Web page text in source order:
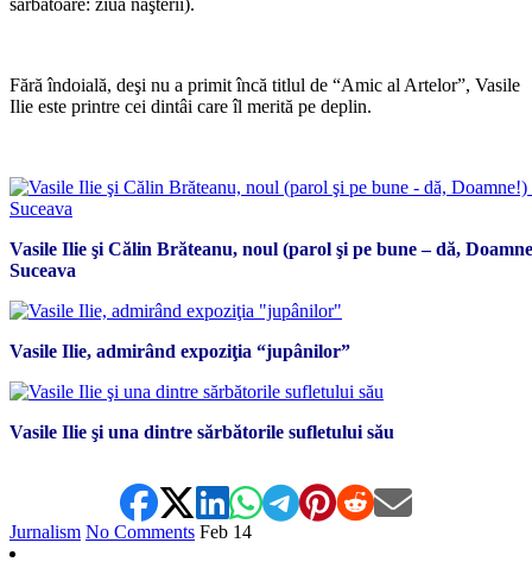
sărbătoare: ziua naşterii).
Fără îndoială, deşi nu a primit încă titlul de “Amic al Artelor”, Vasile
Ilie este printre cei dintâi care îl merită pe deplin.
Vasile Ilie şi Călin Brăteanu, noul (parol şi pe bune – dă,
Suceava
Vasile Ilie, admirând expoziţia “jupânilor”
Vasile Ilie şi una dintre sărbătorile sufletului său
Jurnalism No Comments Feb 14